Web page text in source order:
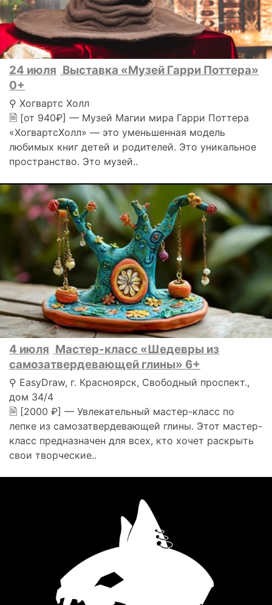
24 июля Выставка «Музей Гарри Поттера»
0+
⚲ Хогвартс Холл
🗎 [от 940₽] — Музей Магии мира Гарри Поттера
«ХогвартсХолл» — это уменьшенная модель
любимых книг детей и родителей. Это уникальное
пространство. Это музей..
4 июля Мастер-класс «Шедевры из
самозатвердевающей глины» 6+
⚲ EasyDraw, г. Красноярск, Свободный проспект.,
дом 34/4
🗎 [2000 ₽] — Увлекательный мастер-класс по
лепке из самозатвердевающей глины. Этот мастер-
класс предназначен для всех, кто хочет раскрыть
свои творческие..